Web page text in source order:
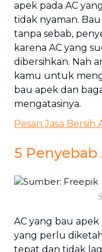
apek pada AC
tidak nyaman.
tanpa sebab,
karena AC yang
dibersihkan. Nah
kamu untuk
bau apek dan
mengatasinya.
Pesan Jasa Bersih
5 Penyebab
AC yang bau
yang perlu
tepat dan tidak